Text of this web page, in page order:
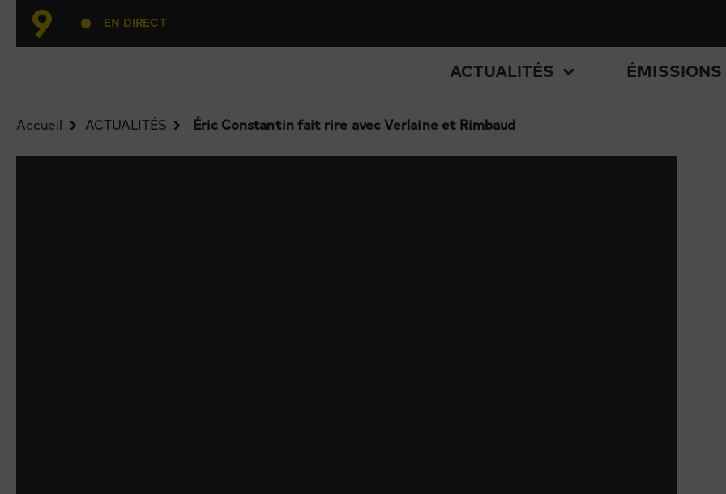
EN DIRECT
ACTUALITÉS ÉMISSIONS
Accueil ACTUALITÉS Éric Constantin fait rire avec Verlaine et Rimbaud